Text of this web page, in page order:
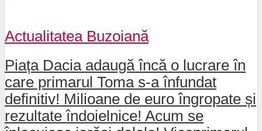
Actualitatea Buzoiană
Piața Dacia adaugă încă o lucrare în
care primarul Toma s-a înfundat
definitiv! Milioane de euro îngropate și
rezultate îndoielnice! Acum se